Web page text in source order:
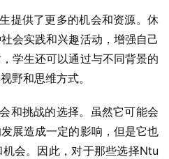
提供了更多的机会和资源。休
会实践和兴趣活动，增强自己
学生还可以通过与不同背景的
野和思维方式。
和挑战的选择。虽然它可能会
展造成一定的影响，但是它也
会。因此，对于那些选择Ntu